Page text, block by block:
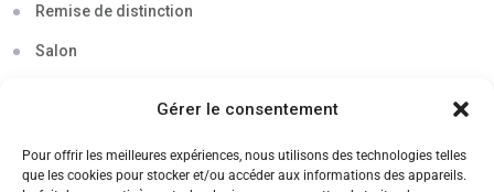
Gérer le consentement
Pour offrir les meilleures expériences, nous utilisons des technologies telles
que les cookies pour stocker et/ou accéder aux informations des appareils.
Remise de distinction
Salon
Soirée